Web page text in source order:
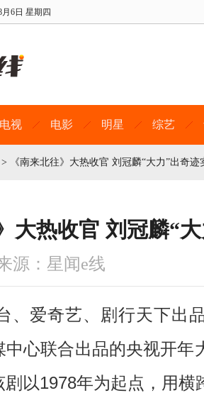
月6日 星期四
电视 电影 明星 综艺
> 《南来北往》大热收官 刘冠麟“大力”出奇迹
大热收官 刘冠麟“
源：星闻e线
、爱奇艺、剧行天下出
中心联合出品的央视开年
剧以1978年为起点，用横